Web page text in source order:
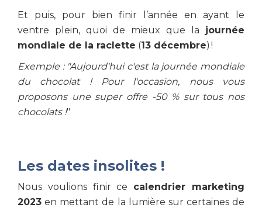
Et puis, pour bien finir l’année en ayant le
ventre plein, quoi de mieux que la journée
mondiale de la raclette (13 décembre) !
Exemple : "Aujourd'hui c'est la journée mondiale
du chocolat ! Pour l'occasion, nous vous
proposons une super offre -50 % sur tous nos
chocolats !"
Les dates insolites !
Nous voulions finir ce calendrier marketing
2023 en mettant de la lumière sur certaines de